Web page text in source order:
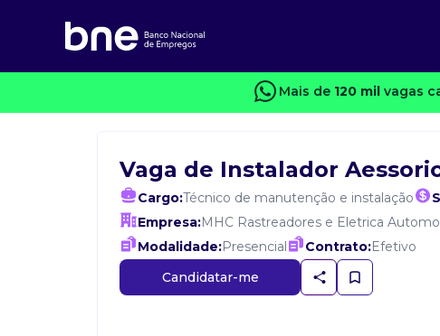
Mais de 120 milvagas
Vaga de Instalador
Cargo:Técnico de manutenção e instalação
Empresa:MHC Rastreadores e Eletrica
Modalidade:Presencial Contrato:Efetivo
Candidatar-me